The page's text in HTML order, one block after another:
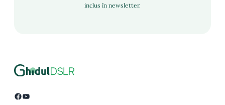
inclus în newsletter.
Facebook YouTube